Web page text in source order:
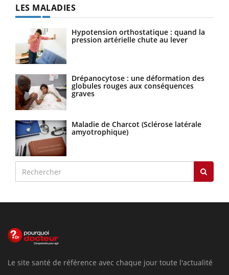
LES MALADIES
Hypotension orthostatique : quand la
pression artérielle chute au lever
Drépanocytose : une déformation des
globules rouges aux conséquences
graves
Maladie de Charcot (Sclérose latérale
amyotrophique)
Le site santé de référence avec chaque jour toute l'actualité